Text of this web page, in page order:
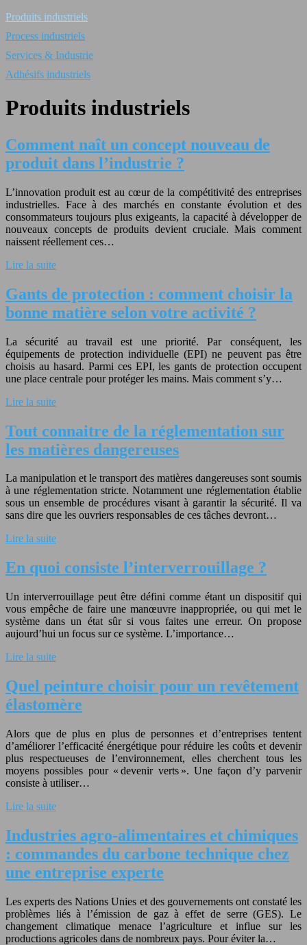
Produits industriels
Process industriels
Services & Industrie
Adhésifs industriels
Produits industriels
Comment naît un concept nouveau de
produit dans l’industrie ?
L’innovation produit est au cœur de la compétitivité des entreprises
industrielles. Face à des marchés en constante évolution et des
consommateurs toujours plus exigeants, la capacité à développer de
nouveaux concepts de produits devient cruciale. Mais comment
naissent réellement ces…
Lire la suite
Gants de protection : comment choisir la
bonne matière selon votre activité ?
La sécurité au travail est une priorité. Par conséquent, les
équipements de protection individuelle (EPI) ne peuvent pas être
choisis au hasard. Parmi ces EPI, les gants de protection occupent
une place centrale pour protéger les mains. Mais comment s’y…
Lire la suite
Tout connaitre de la réglementation sur
les matières dangereuses
La manipulation et le transport des matières dangereuses sont soumis
à une réglementation stricte. Notamment une réglementation établie
sous un ensemble de procédures visant à garantir la sécurité. Il va
sans dire que les ouvriers responsables de ces tâches devront…
Lire la suite
En quoi consiste l’interverrouillage ?
Un interverrouillage peut être défini comme étant un dispositif qui
vous empêche de faire une manœuvre inappropriée, ou qui met le
système dans un état sûr si vous faites une erreur. On propose
aujourd’hui un focus sur ce système. L’importance…
Lire la suite
Quel peinture choisir pour un revêtement
élastomère
Alors que de plus en plus de personnes et d’entreprises tentent
d’améliorer l’efficacité énergétique pour réduire les coûts et devenir
plus respectueuses de l’environnement, elles cherchent tous les
moyens possibles pour « devenir verts ». Une façon d’y parvenir
consiste à utiliser…
Lire la suite
Industries agro-alimentaires et chimiques
: commandes du carbone technique chez
une entreprise experte
Les experts des Nations Unies et des gouvernements ont constaté les
problèmes liés à l’émission de gaz à effet de serre (GES). Le
changement climatique menace l’agriculture et influe sur les
productions agricoles dans de nombreux pays. Pour éviter la…